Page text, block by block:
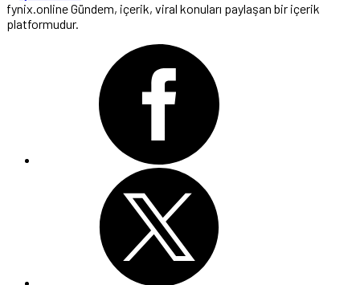
fynix.online Gündem, içerik, viral konuları paylaşan bir içerik
platformudur.